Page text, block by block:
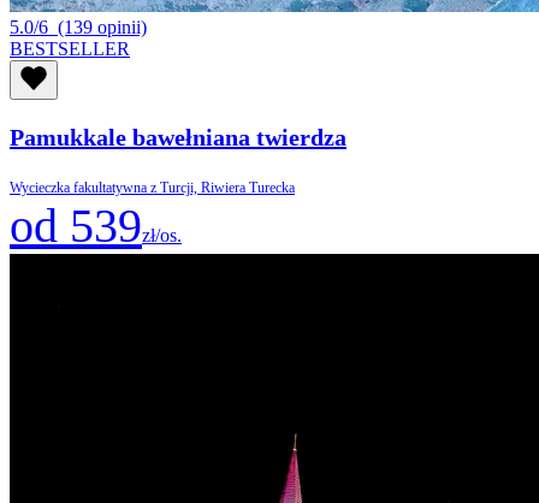
5.0/6 (139 opinii)
BESTSELLER
Pamukkale bawełniana twierdza
Wycieczka fakultatywna z Turcji, Riwiera Turecka
od 539zł/os.